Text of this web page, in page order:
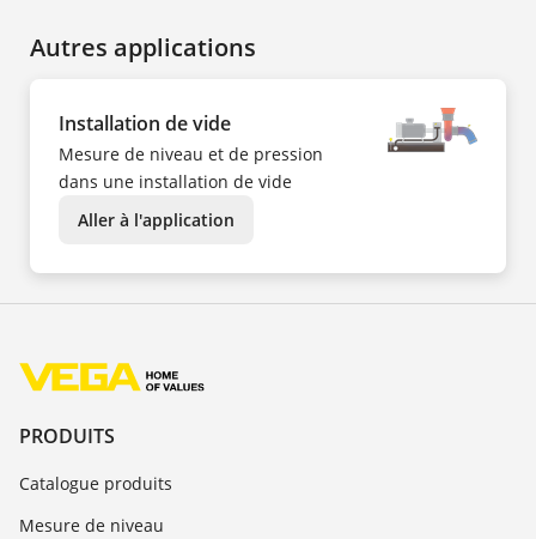
Autres applications
Installation de vide
Mesure de niveau et de pression
dans une installation de vide
Aller à l'application
PRODUITS
Catalogue produits
Mesure de niveau